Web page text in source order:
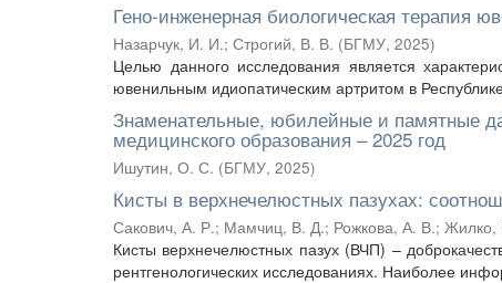
Гено-инженерная биологическая терапия
Назарчук, И. И.; Строгий, В. В. (БГМУ, 2025)
Целью данного исследования является
ювенильным идиопатическим артритом в
Знаменательные, юбилейные и памятные
медицинского образования – 2025 год
Ишутин, О. С. (БГМУ, 2025)
Кисты в верхнечелюстных пазухах:
Сакович, А. Р.; Мамчиц, В. Д.; Рожкова, А. В.; Жилко,
Кисты верхнечелюстных пазух (ВЧП) –
рентгенологических исследованиях. Наиболее